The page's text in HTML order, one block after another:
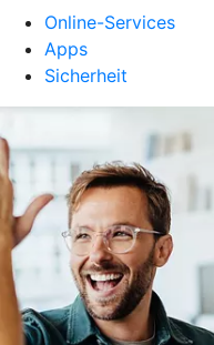
Online-Services
Apps
Sicherheit